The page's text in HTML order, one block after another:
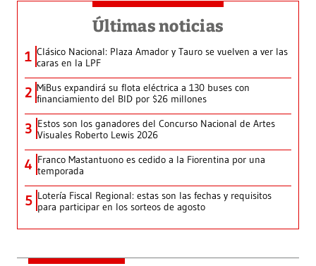
Últimas noticias
1 Clásico Nacional: Plaza Amador y Tauro se vuelven a ver las
caras en la LPF
2 MiBus expandirá su flota eléctrica a 130 buses con
financiamiento del BID por $26 millones
3 Estos son los ganadores del Concurso Nacional de Artes
Visuales Roberto Lewis 2026
4 Franco Mastantuono es cedido a la Fiorentina por una
temporada
5 Lotería Fiscal Regional: estas son las fechas y requisitos
para participar en los sorteos de agosto